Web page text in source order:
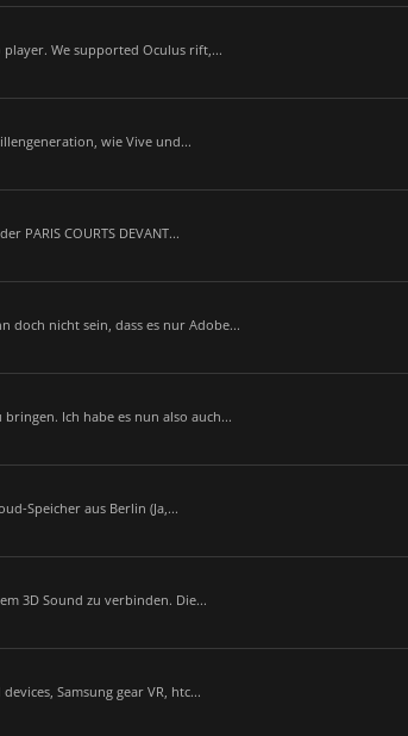
player. We supported Oculus rift,...
wie Vive und...
PARIS COURTS DEVANT...
doch nicht sein, dass es nur Adobe...
Ich habe es nun also auch...
Speicher aus Berlin (Ja,...
3D Sound zu verbinden. Die...
Samsung gear VR, htc...